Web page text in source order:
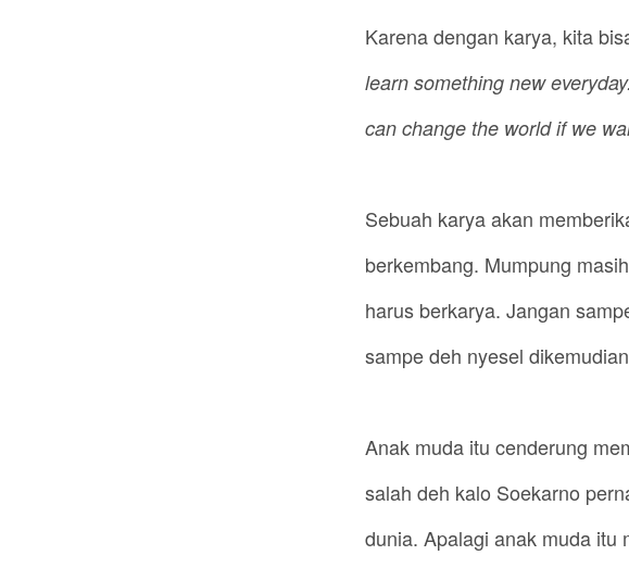
Karena dengan karya, kita
learn something new
can change the world if we
Sebuah karya akan
berkembang. Mumpung
harus berkarya. Jangan
sampe deh nyesel
Anak muda itu cenderung
salah deh kalo Soekarno
dunia. Apalagi anak muda itu